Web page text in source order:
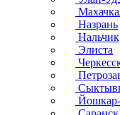
Назрань
Нальчик
Элиста